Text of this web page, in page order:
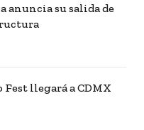
anuncia su salida de
Fest llegará a CDMX